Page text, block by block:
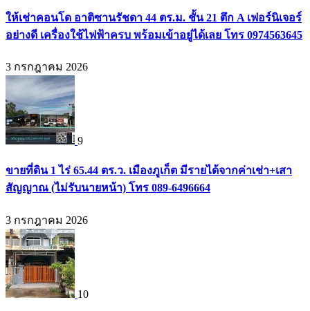
ให้เช่าคอนโด อาติซานรัชดา 44 ตร.ม. ชั้น 21 ตึก A เฟอร์นิเจอร์
อย่างดี เครื่องใช้ไฟฟ้าครบ พร้อมเข้าอยู่ได้เลย โทร 0974563645
3 กรกฎาคม 2026
9
ขายที่ดิน 1 ไร่ 65.44 ตร.ว. เมืองภูเก็ต มีรายได้จากค่าเช่า+เสา
สัญญาณ (ไม่รับนายหน้า) โทร 089-6496664
3 กรกฎาคม 2026
10